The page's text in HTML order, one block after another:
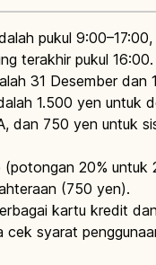
pukul
terakhir pukul 16:00.
31 Desember dan
1.500 yen untuk
dan 750 yen untuk
(potongan 20% untuk
(750 yen).
kartu kredit
syarat